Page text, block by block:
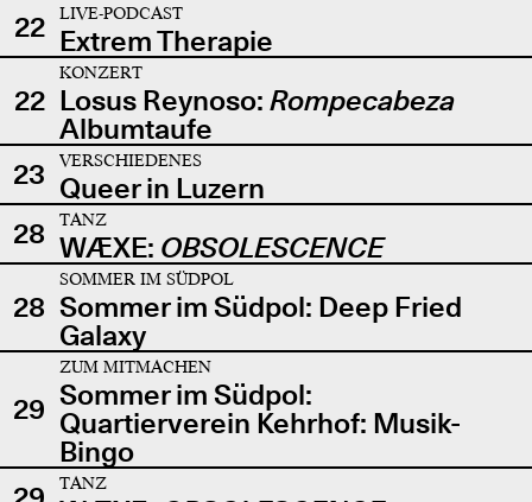
22
LIVE-PODCAST
Extrem Therapie
22
KONZERT
Losus Reynoso: Rompecabeza
Albumtaufe
23
VERSCHIEDENES
Queer in Luzern
28
TANZ
WÆXE: OBSOLESCENCE
28
SOMMER IM SÜDPOL
Sommer im Südpol: Deep Fried
Galaxy
29
ZUM MITMACHEN
Sommer im Südpol:
Quartierverein Kehrhof: Musik-
Bingo
TANZ